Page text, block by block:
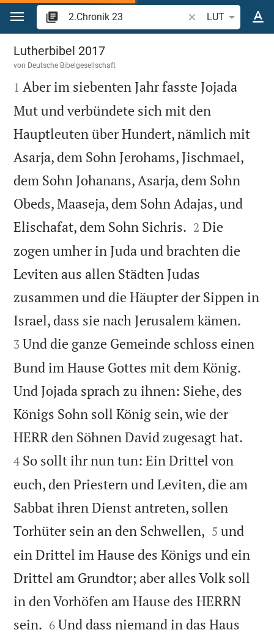
Zum Inhalt springen
Bibelstelle oder
LUT
2.Chronik 23
Lutherbibel 2017
von Deutsche Bibelgesellschaft

1 Aber im siebenten Jahr fasste Jojada
Mut und verbündete sich mit den
Hauptleuten über Hundert, nämlich mit
Asarja, dem Sohn Jerohams, Jischmael,
dem Sohn Johanans, Asarja, dem Sohn
Obeds, Maaseja, dem Sohn Adajas, und
Elischafat, dem Sohn Sichris. 

2 Die
zogen umher in Juda und brachten die
Leviten aus allen Städten Judas
zusammen und die Häupter der Sippen in
Israel, dass sie nach Jerusalem kämen.
3 Und die ganze Gemeinde schloss einen
Bund im Hause Gottes mit dem König.
Und Jojada sprach zu ihnen: Siehe, des
Königs Sohn soll König sein, wie der
HERR den Söhnen David zugesagt hat.
4 So sollt ihr nun tun: Ein Drittel von
euch, den Priestern und Leviten, die am
Sabbat ihren Dienst antreten, sollen
Torhüter sein an den Schwellen, 

5 und
ein Drittel im Hause des Königs und ein
Drittel am Grundtor; aber alles Volk soll
in den Vorhöfen am Hause des HERRN
sein. 

6 Und dass niemand in das Haus